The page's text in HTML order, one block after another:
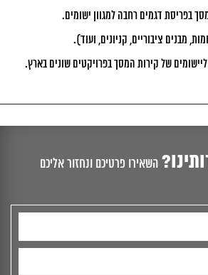
בפריסת דגמים רחבה למגוון ישומים.
מבנים ציבוריים, קניונים, ועוד).
של קירות המסך בפרויקטים שונים בארץ.
השאירו פרטיכם ונחזור אליכם